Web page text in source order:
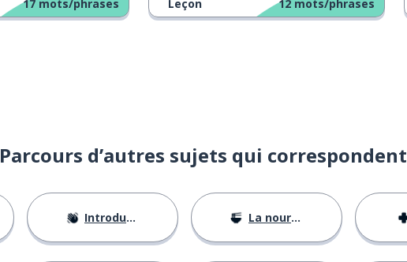
17 mots/phrases Leçon 12 mots/phrases
Parcours d’autres sujets qui
Introductions La nourriture